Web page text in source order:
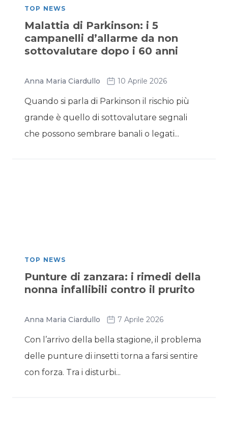
TOP NEWS
Malattia di Parkinson: i 5
campanelli d’allarme da non
sottovalutare dopo i 60 anni
Anna Maria Ciardullo 10 Aprile 2026
Quando si parla di Parkinson il rischio più
grande è quello di sottovalutare segnali
che possono sembrare banali o legati...
TOP NEWS
Punture di zanzara: i rimedi della
nonna infallibili contro il prurito
Anna Maria Ciardullo 7 Aprile 2026
Con l’arrivo della bella stagione, il problema
delle punture di insetti torna a farsi sentire
con forza. Tra i disturbi...